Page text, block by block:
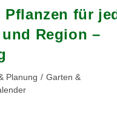
Pflanzen für
Region –
Planung / Garten &